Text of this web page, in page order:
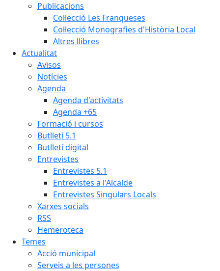
Publicacions
Col·lecció Les Franqueses
Col·lecció Monografies d'Història Local
Altres llibres
Actualitat
Avisos
Notícies
Agenda
Agenda d'activitats
Agenda +65
Formació i cursos
Butlletí 5.1
Butlletí digital
Entrevistes
Entrevistes 5.1
Entrevistes a l'Alcalde
Entrevistes Singulars Locals
Xarxes socials
RSS
Hemeroteca
Temes
Acció municipal
Serveis a les persones